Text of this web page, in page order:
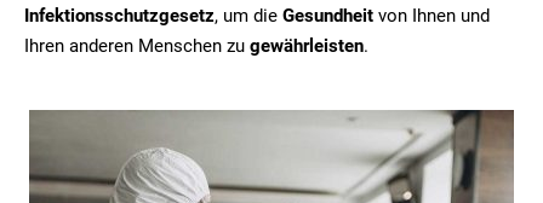
Infektionsschutzgesetz, um die Gesundheit von Ihnen und
Ihren anderen Menschen zu gewährleisten.